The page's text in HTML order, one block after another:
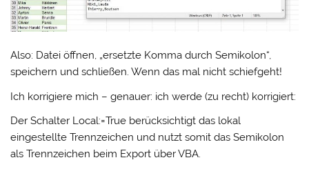
Also: Datei öffnen, „ersetzte Komma durch Semikolon“,
speichern und schließen. Wenn das mal nicht schiefgeht!
Ich korrigiere mich – genauer: ich werde (zu recht) korrigiert:
Der Schalter Local:=True berücksichtigt das lokal
eingestellte Trennzeichen und nutzt somit das Semikolon
als Trennzeichen beim Export über VBA.